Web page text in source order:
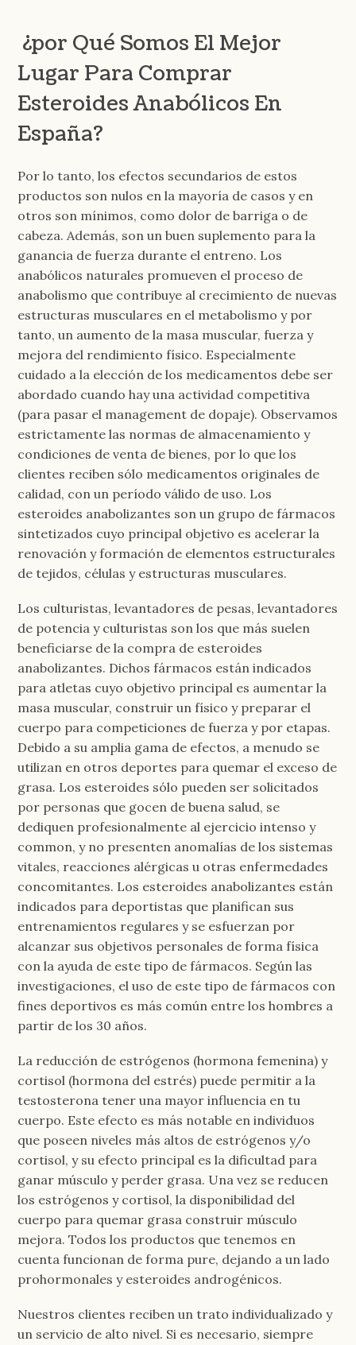
¿por Qué Somos El Mejor
Lugar Para Comprar
Esteroides Anabólicos En
España?
Por lo tanto, los efectos secundarios de estos
productos son nulos en la mayoría de casos y en
otros son mínimos, como dolor de barriga o de
cabeza. Además, son un buen suplemento para la
ganancia de fuerza durante el entreno. Los
anabólicos naturales promueven el proceso de
anabolismo que contribuye al crecimiento de nuevas
estructuras musculares en el metabolismo y por
tanto, un aumento de la masa muscular, fuerza y
mejora del rendimiento físico. Especialmente
cuidado a la elección de los medicamentos debe ser
abordado cuando hay una actividad competitiva
(para pasar el management de dopaje). Observamos
estrictamente las normas de almacenamiento y
condiciones de venta de bienes, por lo que los
clientes reciben sólo medicamentos originales de
calidad, con un período válido de uso. Los
esteroides anabolizantes son un grupo de fármacos
sintetizados cuyo principal objetivo es acelerar la
renovación y formación de elementos estructurales
de tejidos, células y estructuras musculares.
Los culturistas, levantadores de pesas, levantadores
de potencia y culturistas son los que más suelen
beneficiarse de la compra de esteroides
anabolizantes. Dichos fármacos están indicados
para atletas cuyo objetivo principal es aumentar la
masa muscular, construir un físico y preparar el
cuerpo para competiciones de fuerza y por etapas.
Debido a su amplia gama de efectos, a menudo se
utilizan en otros deportes para quemar el exceso de
grasa. Los esteroides sólo pueden ser solicitados
por personas que gocen de buena salud, se
dediquen profesionalmente al ejercicio intenso y
common, y no presenten anomalías de los sistemas
vitales, reacciones alérgicas u otras enfermedades
concomitantes. Los esteroides anabolizantes están
indicados para deportistas que planifican sus
entrenamientos regulares y se esfuerzan por
alcanzar sus objetivos personales de forma física
con la ayuda de este tipo de fármacos. Según las
investigaciones, el uso de este tipo de fármacos con
fines deportivos es más común entre los hombres a
partir de los 30 años.
La reducción de estrógenos (hormona femenina) y
cortisol (hormona del estrés) puede permitir a la
testosterona tener una mayor influencia en tu
cuerpo. Este efecto es más notable en individuos
que poseen niveles más altos de estrógenos y/o
cortisol, y su efecto principal es la dificultad para
ganar músculo y perder grasa. Una vez se reducen
los estrógenos y cortisol, la disponibilidad del
cuerpo para quemar grasa construir músculo
mejora. Todos los productos que tenemos en
cuenta funcionan de forma pure, dejando a un lado
prohormonales y esteroides androgénicos.
Nuestros clientes reciben un trato individualizado y
un servicio de alto nivel. Si es necesario, siempre